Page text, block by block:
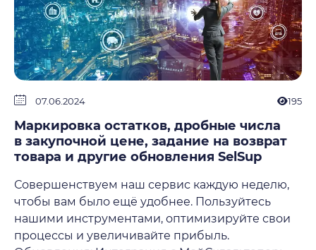
07.06.2024 195
Маркировка остатков, дробные числа
в закупочной цене, задание на возврат
товара и другие обновления SelSup
Совершенствуем наш сервис каждую неделю,
чтобы вам было ещё удобнее. Пользуйтесь
нашими инструментами, оптимизируйте свои
процессы и увеличивайте прибыль.